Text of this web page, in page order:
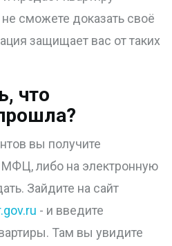
сможете доказать своё
защищает вас от таких
что
вы получите
либо на электронную
Зайдите на сайт
- и введите
Там вы увидите